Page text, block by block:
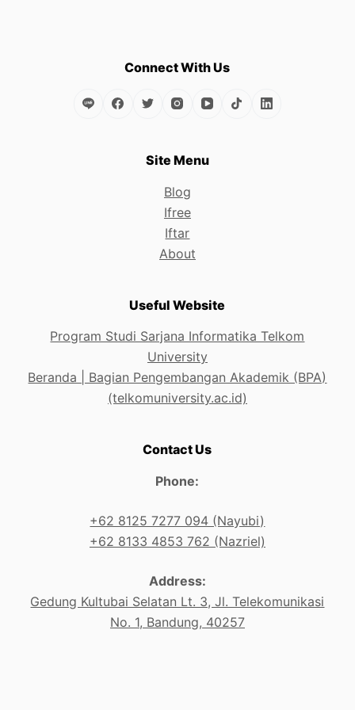
Connect With Us
Site Menu
Blog
Ifree
Iftar
About
Useful Website
Program Studi Sarjana Informatika Telkom
University
Beranda | Bagian Pengembangan Akademik (BPA)
(telkomuniversity.ac.id)
Contact Us
Phone:
+62 8125 7277 094 (Nayubi)
+62 8133 4853 762 (Nazriel)
Address:
Gedung Kultubai Selatan Lt. 3, Jl. Telekomunikasi
No. 1, Bandung, 40257